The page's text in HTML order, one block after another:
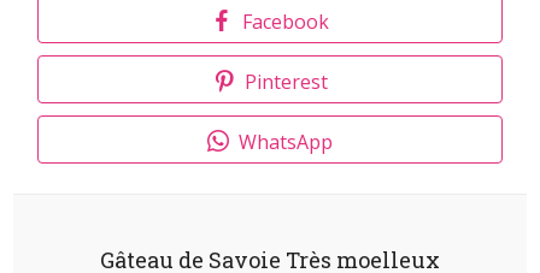
Facebook
Pinterest
WhatsApp
Gâteau de Savoie Très moelleux